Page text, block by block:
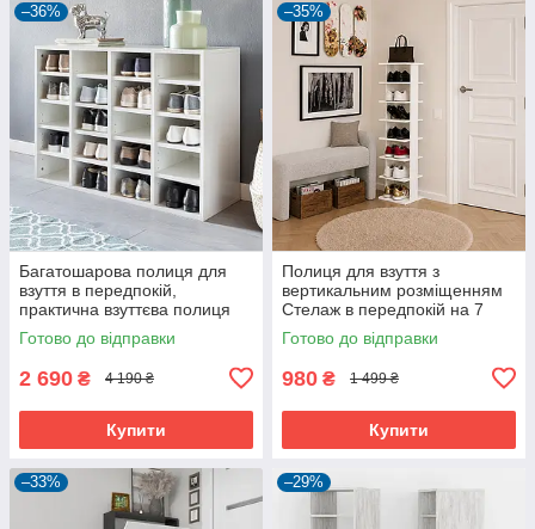
–36%
Багатошарова полиця для
взуття в передпокій,
практична взуттєва полиця
на 20 відділень в
роздягальню з ЛДСП
Готово до відправки
2 690 ₴ 4 190 ₴
Купити
–35%
Полиця для взуття з
вертикальним розміщенням
Стелаж в передпокій на 7
секцій
Готово до відправки
980 ₴ 1 499 ₴
Купити
–33% –29%